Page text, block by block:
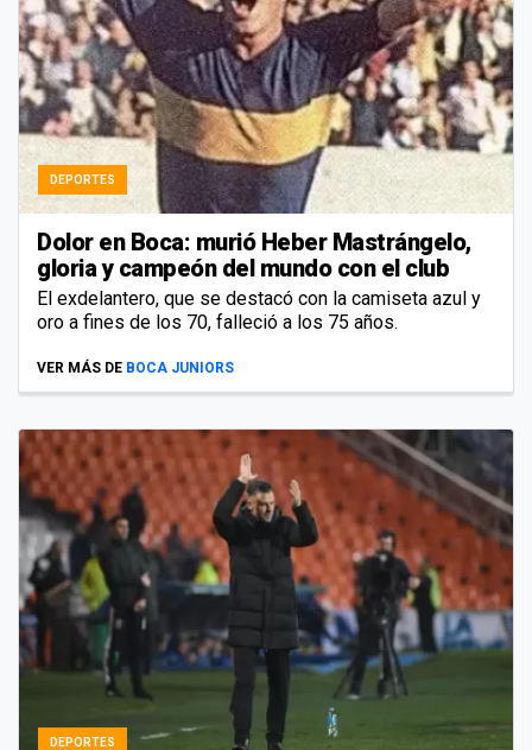
DEPORTES
Dolor en Boca: murió Heber Mastrángelo,
gloria y campeón del mundo con el club
El exdelantero, que se destacó con la camiseta azul y
oro a fines de los 70, falleció a los 75 años.
VER MÁS DE BOCA JUNIORS
DEPORTES